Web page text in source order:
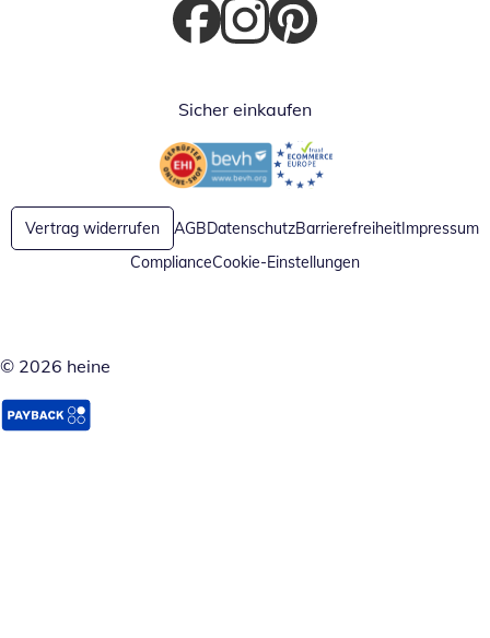
Öffnet in neuem Fenster
Öffnet in neuem Fenster
Öffnet in neuem Fenster
Sicher einkaufen
Öffnet in neuem FensterÖffnet in neuem Fenster
Vertrag widerrufen AGBDatenschutzBarrierefreiheitImpressum
ComplianceCookie-Einstellungen
© 2026 heine